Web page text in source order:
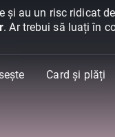
și au un risc ridicat
. Ar trebui să luați în
Card și plăți